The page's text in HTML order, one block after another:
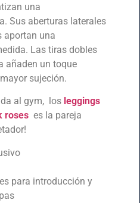
una
Sus aberturas laterales
aportan una
Las tiras dobles
añaden un toque
sujeción.
al gym, los leggings
roses es la pareja
para introducción y